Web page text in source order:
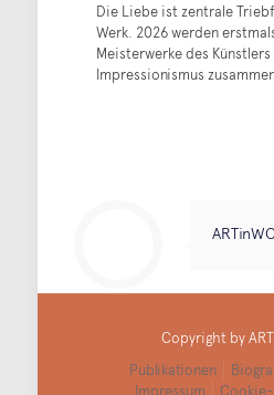
Die Liebe ist zentrale
Werk. 2026 werden
Meisterwerke des
Impressionismus
Copyright by
Publikationen
Impressum
Cookie-